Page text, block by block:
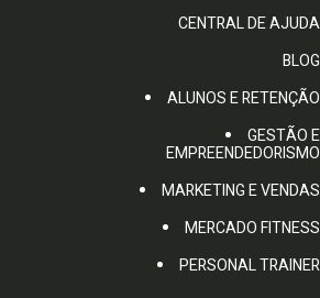
CENTRAL DE AJUDA
BLOG
ALUNOS E RETENÇÃO
GESTÃO E
EMPREENDEDORISMO
MARKETING E VENDAS
MERCADO FITNESS
PERSONAL TRAINER